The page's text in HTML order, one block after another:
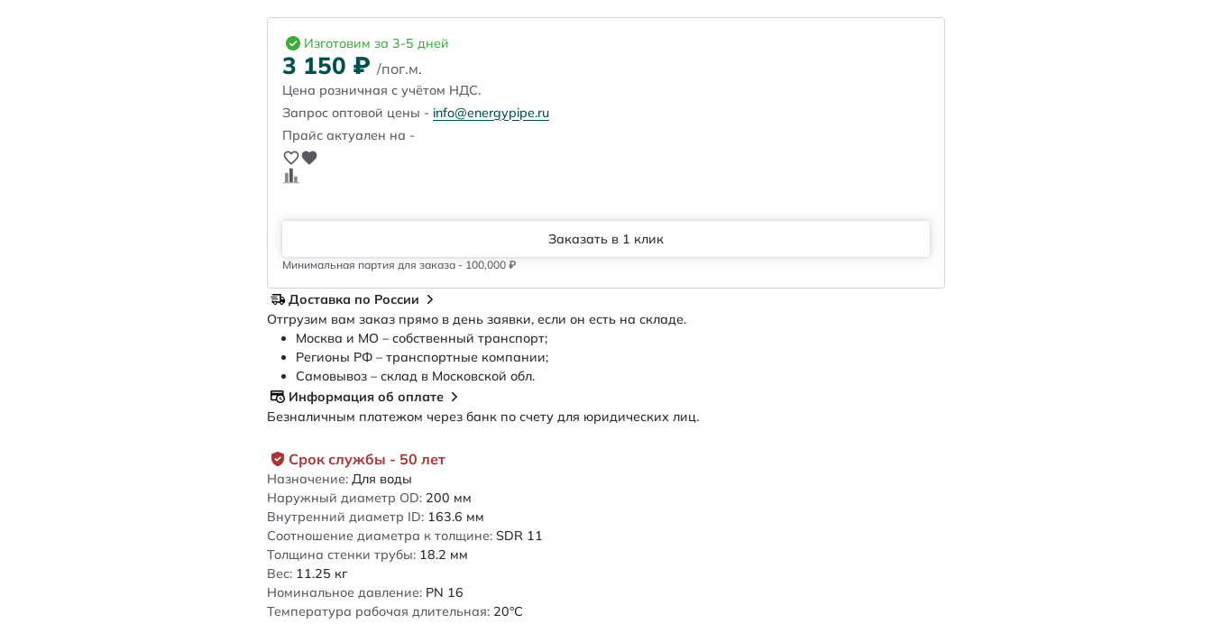
Срок службы - 50 лет
Назначение: Для воды
Наружный диаметр OD: 200 мм
Внутренний диаметр ID: 163.6 мм
Соотношение диаметра к толщине: SDR 11
Толщина стенки трубы: 18.2 мм
Вес: 11.25 кг
Номинальное давление: PN 16
Температура рабочая длительная: 20°C
Изготовим за 3-5 дней
3 150 ₽ /пог.м.
Цена розничная с учётом НДС.
Запрос оптовой цены - info@energypipe.ru
Прайс актуален на -
Заказать в 1 клик
Минимальная партия для заказа - 100,000 ₽
Доставка по России
Отгрузим вам заказ прямо в день заявки, если он есть на складе.
Москва и МО – собственный транспорт;
Регионы РФ – транспортные компании;
Самовывоз – склад в Московской обл.
Информация об оплате
Безналичным платежом через банк по счету для юридических лиц.